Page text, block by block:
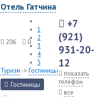
Отель Гатчина
206 0
1
2
3
4
5
Туризм ->Гостиницы
Гостиницы
+7
(921)
931-20-
12
показать
телефон
все